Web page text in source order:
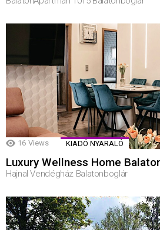
16 Views KIADÓ NYARALÓ
Luxury Wellness Home
Hajnal Vendégház Balatonboglár